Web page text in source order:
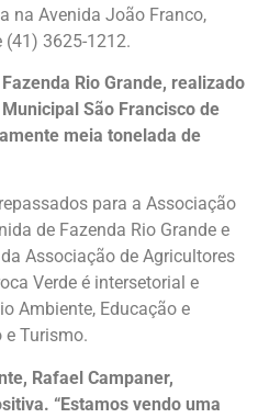
na Avenida João Franco,
(41) 3625-1212.
Rio Grande, realizado
São Francisco de
meia tonelada de
para a Associação
de Fazenda Rio Grande e
Associação de Agricultores
Verde é intersetorial e
Ambiente, Educação e
e Turismo.
Rafael Campaner,
“Estamos vendo uma